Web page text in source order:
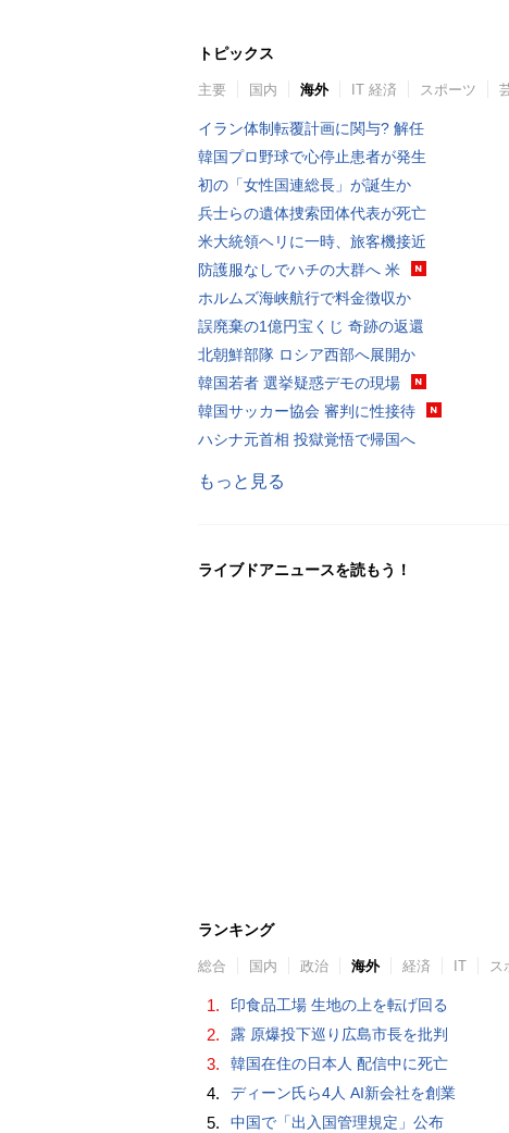
トピックス
主要 国内 海外 IT 経済 スポーツ
イラン体制転覆計画に関与? 解任
韓国プロ野球で心停止患者が発生
初の「女性国連総長」が誕生か
兵士らの遺体捜索団体代表が死亡
米大統領ヘリに一時、旅客機接近
防護服なしでハチの大群へ 米
ホルムズ海峡航行で料金徴収か
誤廃棄の1億円宝くじ 奇跡の返還
北朝鮮部隊 ロシア西部へ展開か
韓国若者 選挙疑惑デモの現場
韓国サッカー協会 審判に性接待
ハシナ元首相 投獄覚悟で帰国へ
もっと見る
ライブドアニュースを読もう！
ランキング
総合 国内 政治 海外 経済 IT ス
1. 印食品工場 生地の上を転げ回る
2. 露 原爆投下巡り広島市長を批判
3. 韓国在住の日本人 配信中に死亡
4. ディーン氏ら4人 AI新会社を創業
5. 中国で「出入国管理規定」公布